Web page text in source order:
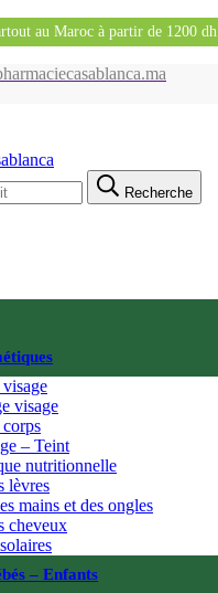
au Maroc à partir de 1200 dh
Recherche
visage
– Teint
nutritionnelle
lèvres
mains et des ongles
cheveux
– Enfants